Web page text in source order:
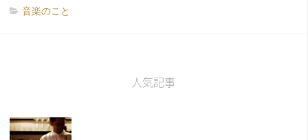
音楽のこと
人気記事